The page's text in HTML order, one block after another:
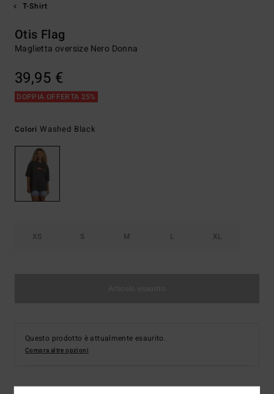
T-Shirt
Otis Flag
Maglietta oversize Nero Donna
39,95 €
DOPPIA OFFERTA 25%
Colori Washed Black
XS S M L XL
Questo prodotto è attualmente esaurito.
Compra altre opzioni